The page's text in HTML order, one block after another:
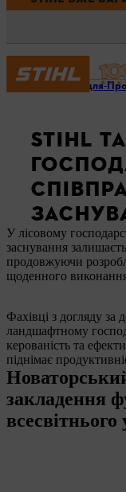
Профі-для-
STIHL
У лісовому
заснування
продовжуючи
щоденного
Фахівці з догляду за
ландшафтному
керованість та
піднімає
закладення
всесвітнього